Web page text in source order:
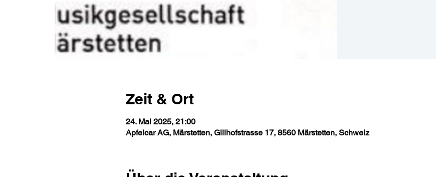
Zeit & Ort
24. Mai 2025, 21:00
Apfelcar AG, Märstetten, Gillhofstrasse 17, 8560 Märstetten, Schweiz